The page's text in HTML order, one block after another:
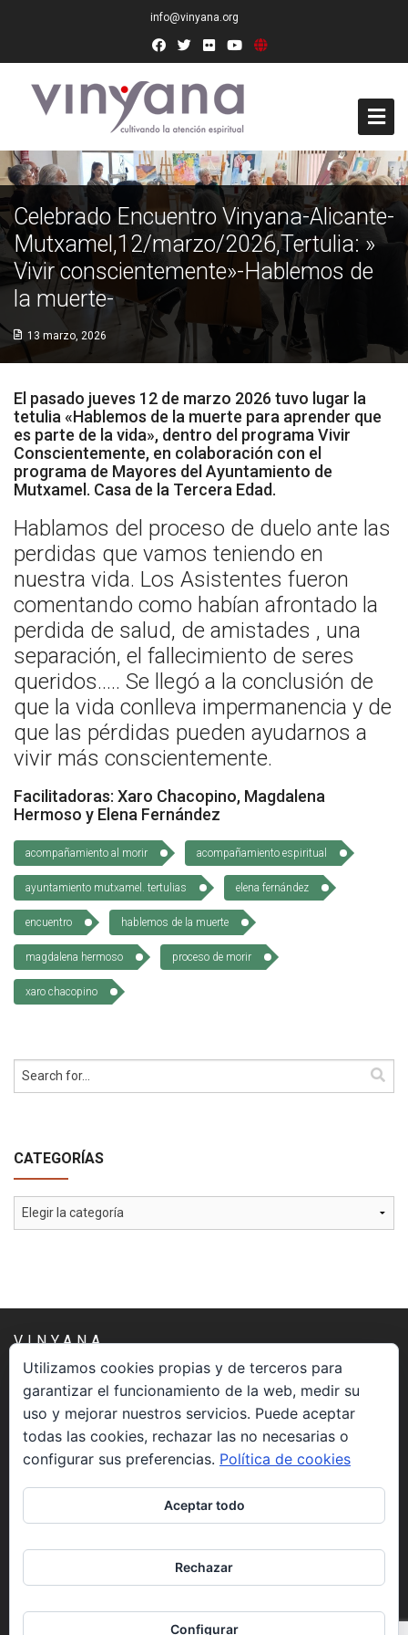
info@vinyana.org
Acceso
Conócenos
Socios Fundadores
Junta Directiva
Presidencia de Honor
Socios de Número
Socios Colaboradores
Formaciones
Nuestra propuesta de formación
Realizadas
Acompañamiento
Noticias
Vídeos
Contacto
Cómo Colaborar
Celebrado Encuentro Vinyana-Alicante-
Mutxamel,12/marzo/2026,Tertulia: »
Vivir conscientemente»-Hablemos de
la muerte-
13 marzo, 2026
El pasado jueves 12 de marzo 2026 tuvo lugar la
tetulia «Hablemos de la muerte para aprender que
es parte de la vida», dentro del programa Vivir
Conscientemente, en colaboración con el
programa de Mayores del Ayuntamiento de
Mutxamel. Casa de la Tercera Edad.
Hablamos del proceso de duelo ante las
perdidas que vamos teniendo en
nuestra vida. Los Asistentes fueron
comentando como habían afrontado la
perdida de salud, de amistades , una
separación, el fallecimiento de seres
queridos….. Se llegó a la conclusión de
que la vida conlleva impermanencia y de
que las pérdidas pueden ayudarnos a
vivir más conscientemente.
Facilitadoras: Xaro Chacopino, Magdalena
Hermoso y Elena Fernández
acompañamiento al morir acompañamiento espiritual
ayuntamiento mutxamel. tertulias elena fernández
encuentro hablemos de la muerte
magdalena hermoso proceso de morir
xaro chacopino
CATEGORÍAS
Categorías
VINYANA
Una asociación constituida sin ánimo de lucro cuya misión
es atender los aspectos espirituales relacionados con el
proceso vivir el morir.
REDES SOCIALES
Utilizamos cookies propias y de terceros para
garantizar el funcionamiento de la web, medir su
uso y mejorar nuestros servicios. Puede aceptar
todas las cookies, rechazar las no necesarias o
configurar sus preferencias. Política de cookies
Aceptar todo
Rechazar
Configurar